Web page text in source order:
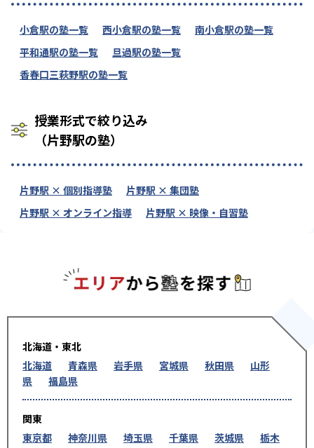
小倉駅の塾一覧 西小倉駅の塾一覧
南小倉駅の塾一覧
平和通駅の塾一覧
旦過駅の塾一覧
香春口三萩野駅の塾一覧
授業形式で絞り込み
（片野駅の塾）
片野駅 × 個別指導塾
片野駅 × 集団塾
片野駅 × オンライン指導
片野駅 × 映像・自習塾
北海道・東北
北海道
青森県 岩手県 宮城県 秋田県
山形
県
福島県
関東
東京都
神奈川県 埼玉県 千葉県 茨城県
栃木